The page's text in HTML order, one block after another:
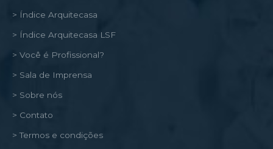
> Índice Arquitecasa
> Índice Arquitecasa LSF
> Você é Profissional?
> Sala de Imprensa
> Sobre nós
> Contato
> Termos e condições